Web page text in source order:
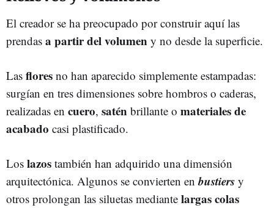
El creador se ha preocupado por construir aquí las
prendas a partir del volumen y no desde la superficie.
Las flores no han aparecido simplemente estampadas:
surgían en tres dimensiones sobre hombros o caderas,
realizadas en cuero, satén brillante o materiales de
acabado casi plastificado.
Los lazos también han adquirido una dimensión
arquitectónica. Algunos se convierten enbustiers y
otros prolongan las siluetas mediante largas colas